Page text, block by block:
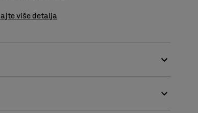
više detalja
gdje je potreban brz i jednostavan